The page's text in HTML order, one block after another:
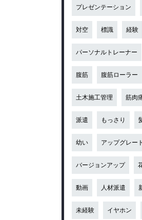
プレゼンテーション
対空 標識 経験
パーソナルトレーナー
腹筋 腹筋ローラー
土木施工管理 筋肉
派遣 もっさり
幼い アップグレー
バージョンアップ
動画 人材派遣
未経験 イヤホン